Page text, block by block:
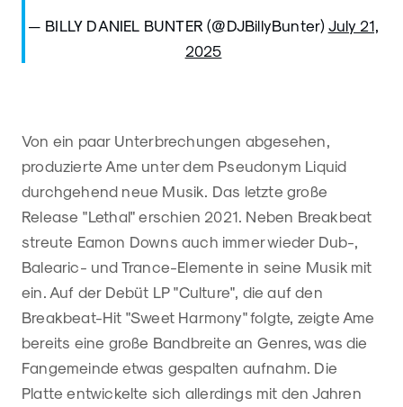
— BILLY DANIEL BUNTER (@DJBillyBunter) July 21,
2025
Von ein paar Unterbrechungen abgesehen,
produzierte Ame unter dem Pseudonym Liquid
durchgehend neue Musik. Das letzte große
Release "Lethal" erschien 2021. Neben Breakbeat
streute Eamon Downs auch immer wieder Dub-,
Balearic- und Trance-Elemente in seine Musik mit
ein. Auf der Debüt LP "Culture", die auf den
Breakbeat-Hit "Sweet Harmony" folgte, zeigte Ame
bereits eine große Bandbreite an Genres, was die
Fangemeinde etwas gespalten aufnahm. Die
Platte entwickelte sich allerdings mit den Jahren